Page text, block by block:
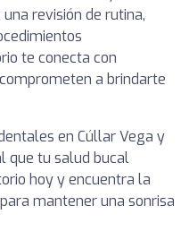
revisión de rutina,
te conecta con
a brindarte
en Cúllar Vega y
que tu salud bucal
hoy y encuentra la
mantener una sonrisa